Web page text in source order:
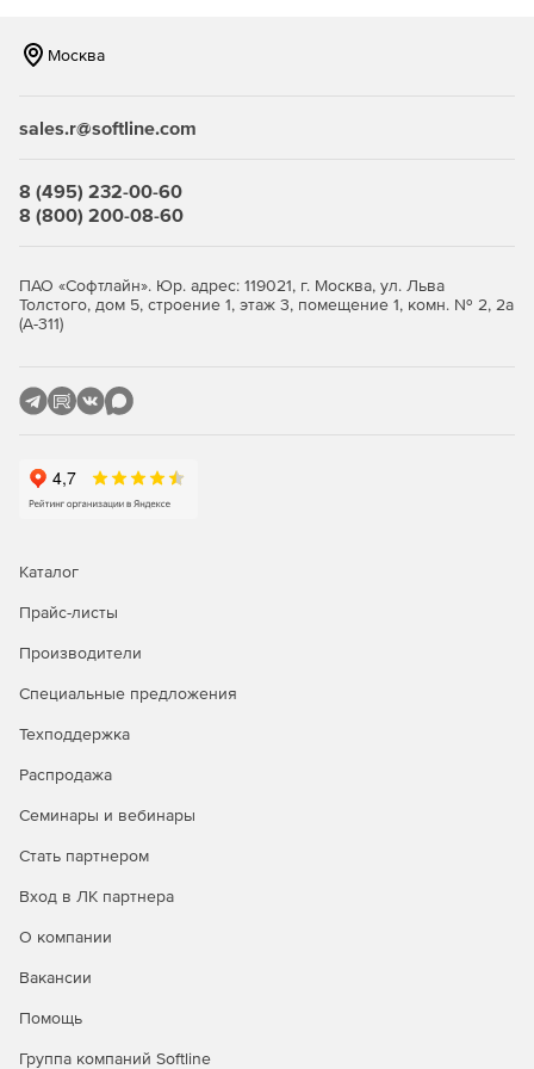
Файлы могут храниться во внутренней или внешней
Предотвращение потери корпоративных данных и их
Программа может быть настроена для 1000 серверов.
Запись работы call-центра.
Проверка на соответствие стандартам индустрии
Мониторинг и аудит основной деятельности
пользователей.
нескольких часов.
администраторов сервера.
Управление отчетами по специальному доступу к
Проверка на соответствие правовым и судебно-
Москва
sales.r@softline.com
8 (495) 232-00-60
8 (800) 200-08-60
ПАО «Софтлайн». Юр. адрес: 119021, г. Москва, ул. Льва
Толстого, дом 5, строение 1, этаж 3, помещение 1, комн. № 2, 2а
(А-311)
Каталог
Прайс-листы
Производители
Специальные предложения
Техподдержка
Распродажа
Семинары и вебинары
Стать партнером
Вход в ЛК партнера
О компании
Вакансии
Помощь
Группа компаний Softline